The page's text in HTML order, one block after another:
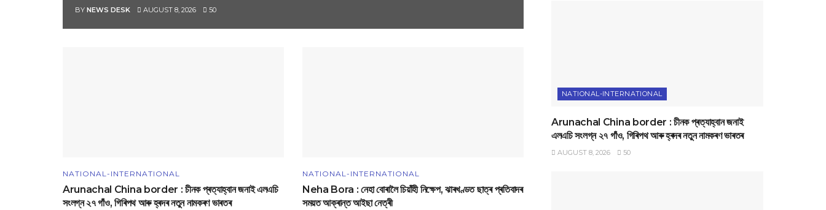
BY NEWS DESK AUGUST 8, 2026 50
NATIONAL-INTERNATIONAL
Arunachal China border : চীনক প্ৰত্যাহ্বান জনাই এলএচি
সংলগ্ন ২৭ গাঁও, গিৰিপথ আৰু হ্ৰদৰ নতুন নামকৰণ ভাৰতৰ
NATIONAL-INTERNATIONAL
Neha Bora : নেহা বোৰালৈ চিয়াঁহী নিক্ষেপ, ঝাৰখণ্ডত ছাত্ৰ প্ৰতিবাদৰ
সময়ত আক্ৰান্ত আইছা নেত্ৰী
NATIONAL-INTERNATIONAL
Arunachal China border : চীনক প্ৰত্যাহ্বান জনাই
এলএচি সংলগ্ন ২৭ গাঁও, গিৰিপথ আৰু হ্ৰদৰ নতুন নামকৰণ ভাৰতৰ
AUGUST 8, 2026 50